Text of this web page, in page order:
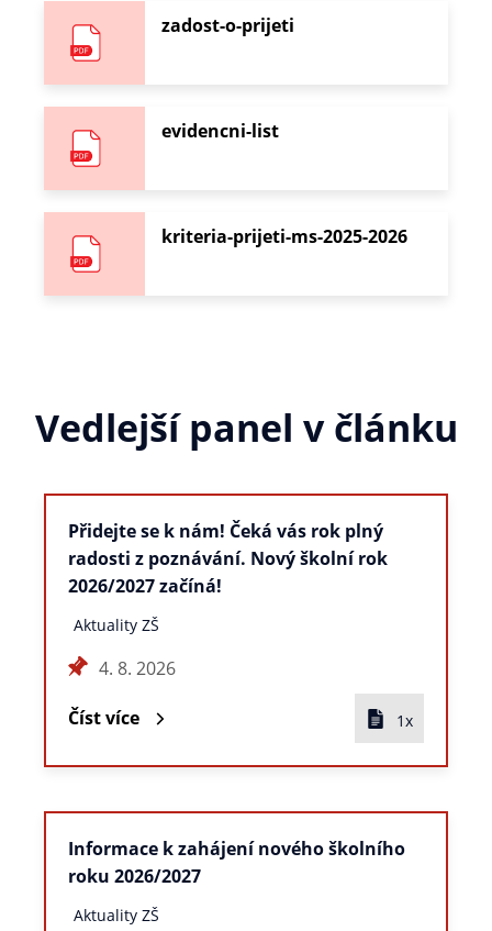
zadost-o-prijeti
evidencni-list
kriteria-prijeti-ms-2025-2026
Vedlejší panel v článku
Přidejte se k nám! Čeká vás rok plný
radosti z poznávání. Nový školní rok
2026/2027 začíná!
Aktuality ZŠ
4. 8. 2026
Číst více 1x
Informace k zahájení nového školního
roku 2026/2027
Aktuality ZŠ